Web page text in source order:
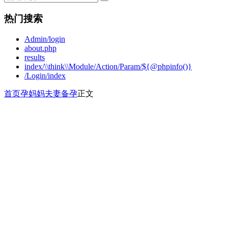
热门搜索
Admin/login
about.php
results
index/\\think\\Module/Action/Param/${@phpinfo()}
/Login/index
首页孕妈妈夫妻备孕正文